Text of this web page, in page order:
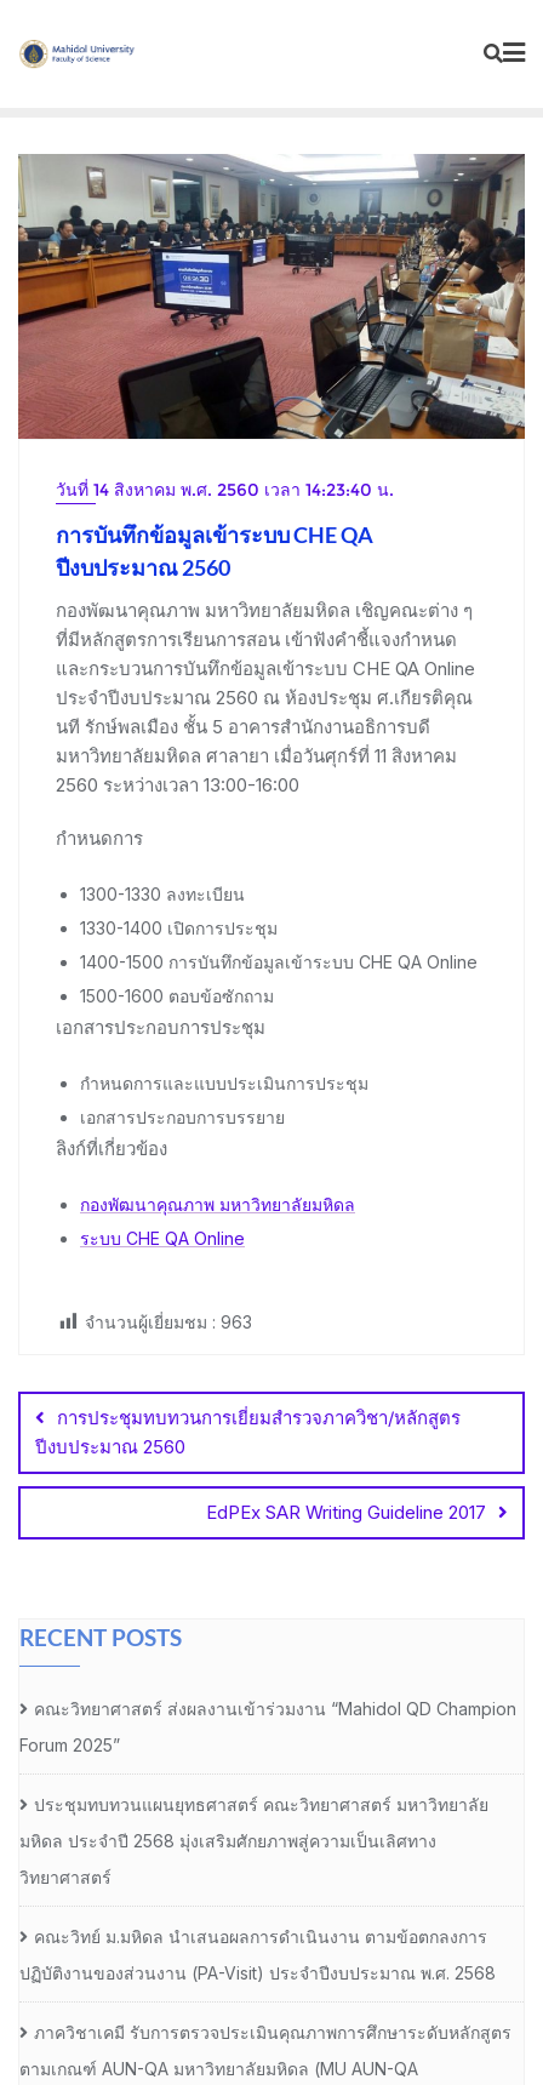
content
วันที่ 14 สิงหาคม พ.ศ. 2560 เวลา 14:23:40 น.
การบันทึกข้อมูลเข้าระบบ CHE QA
ปีงบประมาณ 2560
กองพัฒนาคุณภาพ มหาวิทยาลัยมหิดล เชิญคณะต่าง ๆ
ที่มีหลักสูตรการเรียนการสอน เข้าฟังคำชี้แจงกำหนด
และกระบวนการบันทึกข้อมูลเข้าระบบ CHE QA Online
ประจำปีงบประมาณ 2560 ณ ห้องประชุม ศ.เกียรติคุณ
นที รักษ์พลเมือง ชั้น 5 อาคารสำนักงานอธิการบดี
มหาวิทยาลัยมหิดล ศาลายา เมื่อวันศุกร์ที่ 11 สิงหาคม
2560 ระหว่างเวลา 13:00-16:00
กำหนดการ
1300-1330 ลงทะเบียน
1330-1400 เปิดการประชุม
1400-1500 การบันทึกข้อมูลเข้าระบบ CHE QA Online
1500-1600 ตอบข้อซักถาม
เอกสารประกอบการประชุม
กำหนดการและแบบประเมินการประชุม
เอกสารประกอบการบรรยาย
ลิงก์ที่เกี่ยวข้อง
กองพัฒนาคุณภาพ มหาวิทยาลัยมหิดล
ระบบ CHE QA Online
จำนวนผู้เยี่ยมชม : 963
navigation
การประชุมทบทวนการเยี่ยมสำรวจภาควิชา/หลักสูตร
ปีงบประมาณ 2560
EdPEx SAR Writing Guideline 2017
RECENT POSTS
คณะวิทยาศาสตร์ ส่งผลงานเข้าร่วมงาน “Mahidol QD Champion
Forum 2025”
ประชุมทบทวนแผนยุทธศาสตร์ คณะวิทยาศาสตร์ มหาวิทยาลัย
มหิดล ประจำปี 2568 มุ่งเสริมศักยภาพสู่ความเป็นเลิศทาง
วิทยาศาสตร์
คณะวิทย์ ม.มหิดล นำเสนอผลการดำเนินงาน ตามข้อตกลงการ
ปฏิบัติงานของส่วนงาน (PA-Visit) ประจำปีงบประมาณ พ.ศ. 2568
ภาควิชาเคมี รับการตรวจประเมินคุณภาพการศึกษาระดับหลักสูตร
ตามเกณฑ์ AUN-QA มหาวิทยาลัยมหิดล (MU AUN-QA